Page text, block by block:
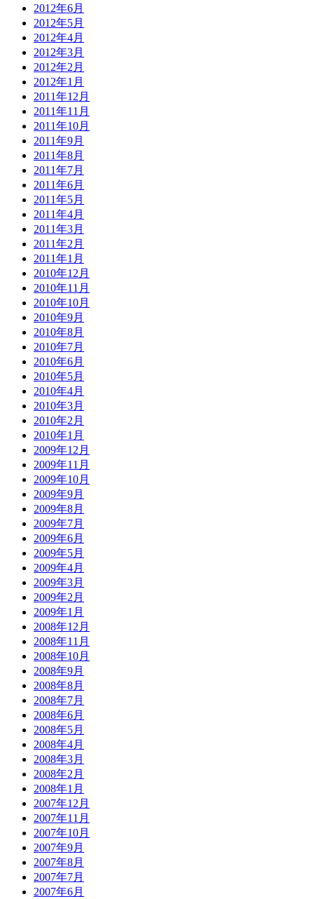
2012年6月
2012年5月
2012年4月
2012年3月
2012年2月
2012年1月
2011年12月
2011年11月
2011年10月
2011年9月
2011年8月
2011年7月
2011年6月
2011年5月
2011年4月
2011年3月
2011年2月
2011年1月
2010年12月
2010年11月
2010年10月
2010年9月
2010年8月
2010年7月
2010年6月
2010年5月
2010年4月
2010年3月
2010年2月
2010年1月
2009年12月
2009年11月
2009年10月
2009年9月
2009年8月
2009年7月
2009年6月
2009年5月
2009年4月
2009年3月
2009年2月
2009年1月
2008年12月
2008年11月
2008年10月
2008年9月
2008年8月
2008年7月
2008年6月
2008年5月
2008年4月
2008年3月
2008年2月
2008年1月
2007年12月
2007年11月
2007年10月
2007年9月
2007年8月
2007年7月
2007年6月